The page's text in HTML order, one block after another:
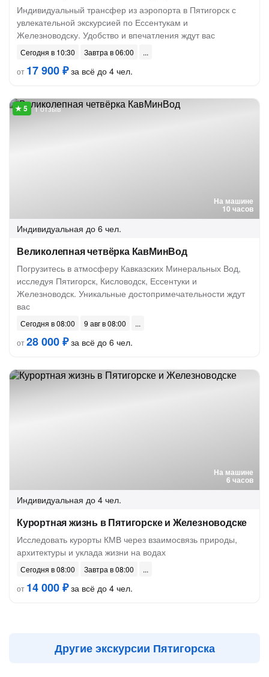
Индивидуальный трансфер из аэропорта в Пятигорск с
увлекательной экскурсией по Ессентукам и
Железноводску. Удобство и впечатления ждут вас
Сегодня в 10:30
Завтра в 06:00
от 17 900 ₽за всё до 4 чел.
На машине
10 часов
1 отзыв
Индивидуальная до 6 чел.
Великолепная четвёрка КавМинВод
Погрузитесь в атмосферу Кавказских Минеральных Вод,
исследуя Пятигорск, Кисловодск, Ессентуки и
Железноводск. Уникальные достопримечательности ждут
вас
Сегодня в 08:00
9 авг в 08:00
от28 000 ₽за всё до 6 чел.
На машине
6 часов
Индивидуальная до 4 чел.
Курортная жизнь в Пятигорске и Железноводске
Исследовать курорты КМВ через взаимосвязь природы,
архитектуры и уклада жизни на водах
Сегодня в 08:00
Завтра в 08:00
от 14 000 ₽за всё до 4 чел.
Другие экскурсии Пятигорска